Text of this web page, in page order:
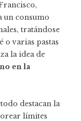
un consumo
tratándose
o varias pastas
la idea de
en la
destacan la
límites